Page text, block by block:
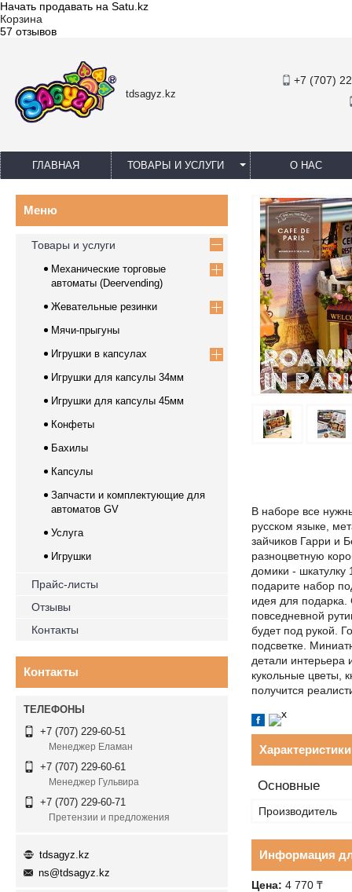
Начать продавать на Satu.kz
Корзина
57 отзывов
tdsagyz.kz
+7 (707)
ГЛАВНАЯ ТОВАРЫ И УСЛУГИ О НАС
В наборе все
русском языке,
зайчиков Гарри и
разноцветную
домики -
подарите набор
идея для подарка.
повседневной
будет под рукой.
подсветке.
детали интерьера
кукольные цветы,
получится
Характеристики
Основные
Производитель
Информация
Цена: 4 770 ₸
Товары и услуги
Механические торговые
автоматы (Deervending)
Жевательные резинки
Мячи-прыгуны
Игрушки в капсулах
Игрушки для капсулы 34мм
Игрушки для капсулы 45мм
Конфеты
Бахилы
Капсулы
Запчасти и комплектующие для
автоматов GV
Услуга
Игрушки
Прайс-листы
Отзывы
Контакты
Контакты
+7 (707) 229-60-51
Менеджер Еламан
+7 (707) 229-60-61
Менеджер Гульвира
+7 (707) 229-60-71
Претензии и предложения
tdsagyz.kz
ns@tdsagyz.kz